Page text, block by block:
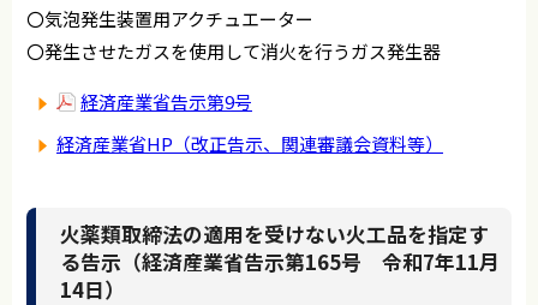
〇気泡発生装置用アクチュエーター
〇発生させたガスを使用して消火を行うガス発生器
経済産業省告示第9号
経済産業省HP（改正告示、関連審議会資料等）
火薬類取締法の適用を受けない火工品を指定す
る告示（経済産業省告示第165号 令和7年11月
14日）